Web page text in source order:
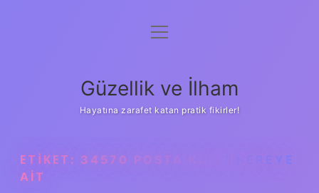
Anasayfa
Yasal Uyarı
menüyü
Güzellik ve İlham
Hayatına zarafet katan pratik fikirler!
ETIKET: 34570 POSTA KODU NEREYE
AIT